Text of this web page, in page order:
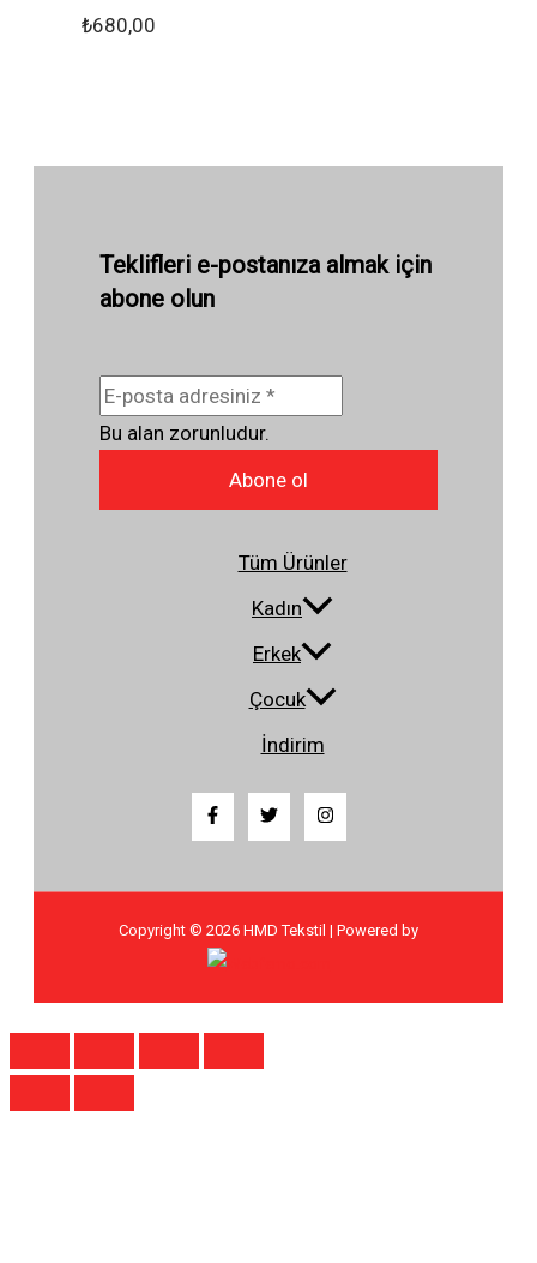
₺680,00
Teklifleri e-postanıza almak için
abone olun
Bu alan zorunludur.
Abone ol
Tüm Ürünler
Kadın
Erkek
Çocuk
İndirim
Copyright © 2026 HMD Tekstil | Powered by